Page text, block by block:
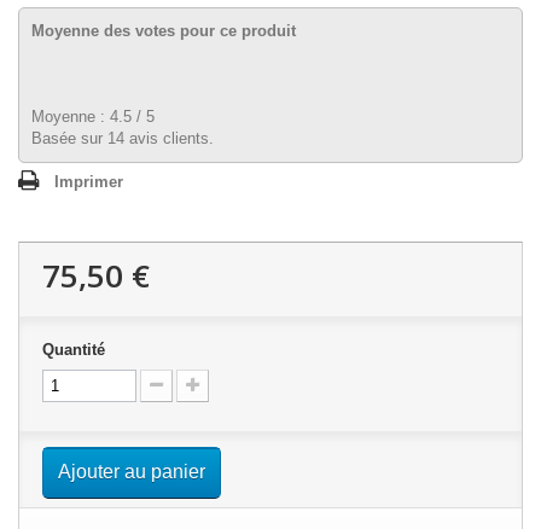
Moyenne des votes pour ce produit
Moyenne : 4.5 / 5
Basée sur 14 avis clients.
Imprimer
75,50 €
Quantité
Ajouter au panier